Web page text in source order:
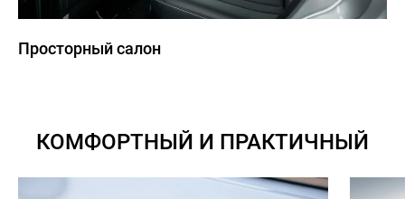
Просторный салон
КОМФОРТНЫЙ И ПРАКТИЧНЫЙ